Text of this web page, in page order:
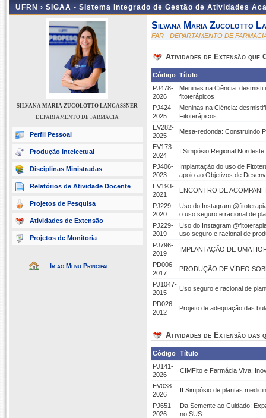
UFRN › SIGAA - Sistema Integrado de Gestão de Atividades
SILVANA MARIA ZUCOLOTTO LANGASSNER
DEPARTAMENTO DE FARMACIA
Perfil Pessoal
Produção Intelectual
Disciplinas Ministradas
Relatórios de Atividade Docente
Projetos de Pesquisa
Atividades de Extensão
Projetos de Monitoria
Ir ao Menu Principal
Silvana Maria Zucolotto
FAR - DEPARTAMENTO DE
Atividades de Extensão que
Código Título
PJ478-
2026
Meninas na Ciência:
fitoterápicos
PJ424-
2025
Meninas na Ciência:
Fitoterápicos.
EV282-
2025
Mesa-redonda: Construindo
EV173-
2024
I Simpósio Regional
PJ406-
2023
Implantação do uso de
apoio ao Objetivos de
EV193-
2021
ENCONTRO DE
PJ229-
2020
Uso do Instagram
o uso seguro e racional de
PJ229-
2019
Uso do Instagram
uso seguro e racional de
PJ796-
2019
IMPLANTAÇÃO DE UMA
PD006-
2017
PRODUÇÃO DE VÍDEO
PJ1047-
2015
Uso seguro e racional de
PD026-
2012
Projeto de adequação das
Atividades de Extensão das
Código Título
PJ141-
2026
CIMFito e Farmácia Viva:
EV038-
2026
II Simpósio de plantas
PJ651-
2026
Da Semente ao Cuidado:
no SUS